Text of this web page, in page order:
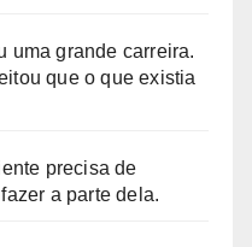
uma grande carreira.
que o que existia
precisa de
a parte dela.